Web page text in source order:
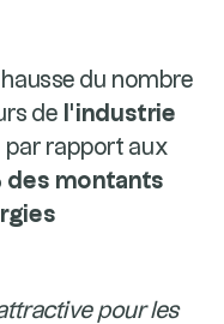
du nombre
de l’industrie
par rapport aux
des montants
pour les